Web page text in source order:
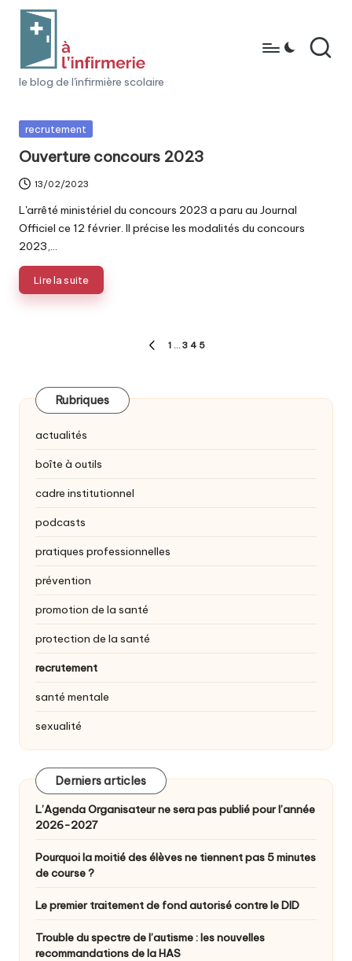
content
à
l'i
n
fi
r
m
e
ri
e
le blog de l'infirmière scolaire
Posted
recrutement
Ouverture concours 2023
13/02/2023
L'arrêté ministériel du concours 2023 a paru au Journal
Officiel ce 12 février. Il précise les modalités du concours
2023,…
Lire la suite
publications
PAGE
1 … 3 4 5
Rubriques
actualités
boîte à outils
cadre institutionnel
podcasts
pratiques professionnelles
prévention
promotion de la santé
protection de la santé
recrutement
santé mentale
sexualité
Derniers articles
L’Agenda Organisateur ne sera pas publié pour l’année
2026-2027
Pourquoi la moitié des élèves ne tiennent pas 5 minutes
de course ?
Le premier traitement de fond autorisé contre le DID
Trouble du spectre de l’autisme : les nouvelles
recommandations de la HAS